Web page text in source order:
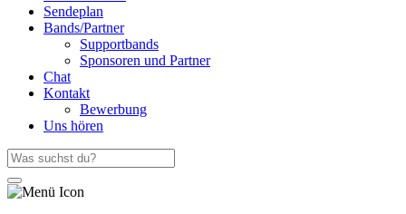
Sendeplan
Bands/Partner
Supportbands
Sponsoren und Partner
Chat
Kontakt
Bewerbung
Uns hören